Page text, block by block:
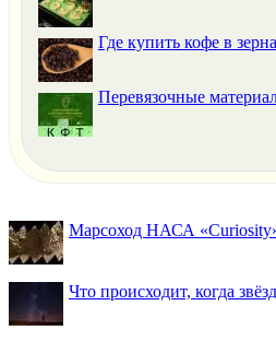
Где купить кофе в
Перевязочные
Марсоход НАСА «Curiosity»
Что происходит, когда